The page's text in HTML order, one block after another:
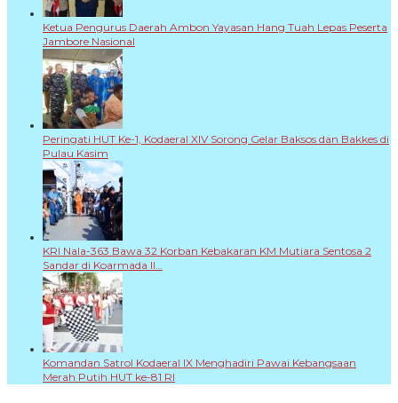
Ketua Pengurus Daerah Ambon Yayasan Hang Tuah Lepas Peserta
Jambore Nasional
Peringati HUT Ke-1, Kodaeral XIV Sorong Gelar Baksos dan Bakkes di
Pulau Kasim
KRI Nala-363 Bawa 32 Korban Kebakaran KM Mutiara Sentosa 2
Sandar di Koarmada II…
Komandan Satrol Kodaeral IX Menghadiri Pawai Kebangsaan
Merah Putih HUT ke-81 RI